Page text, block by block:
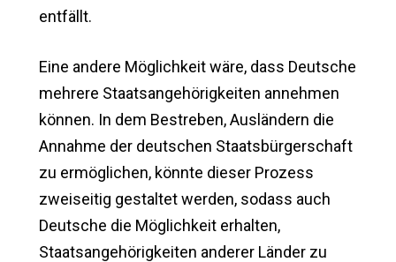
entfällt.
Eine andere Möglichkeit wäre, dass Deutsche
mehrere Staatsangehörigkeiten annehmen
können. In dem Bestreben, Ausländern die
Annahme der deutschen Staatsbürgerschaft
zu ermöglichen, könnte dieser Prozess
zweiseitig gestaltet werden, sodass auch
Deutsche die Möglichkeit erhalten,
Staatsangehörigkeiten anderer Länder zu